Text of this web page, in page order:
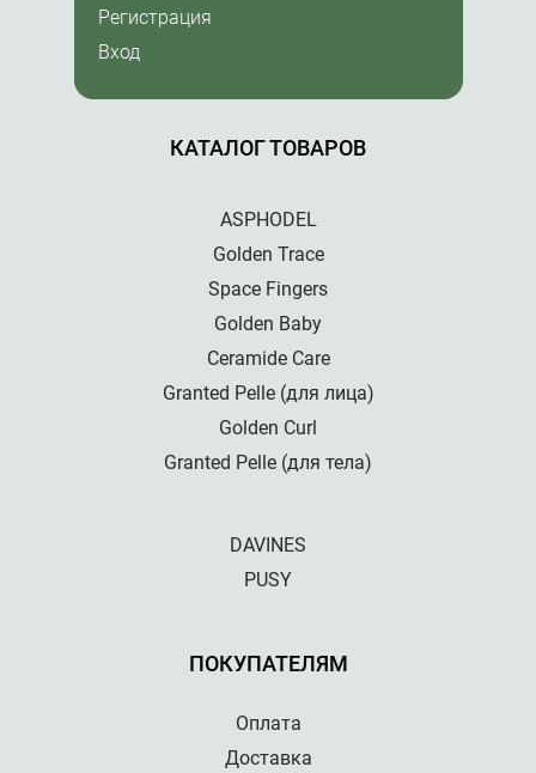
КАТАЛОГ ТОВАРОВ
ASPHODEL
Golden Trace
Space Fingers
Golden Baby
Ceramide Care
Granted Pelle (для лица)
Golden Curl
Granted Pelle (для тела)
DAVINES
PUSY
ПОКУПАТЕЛЯМ
Оплата
Доставка
Регистрация
Вход